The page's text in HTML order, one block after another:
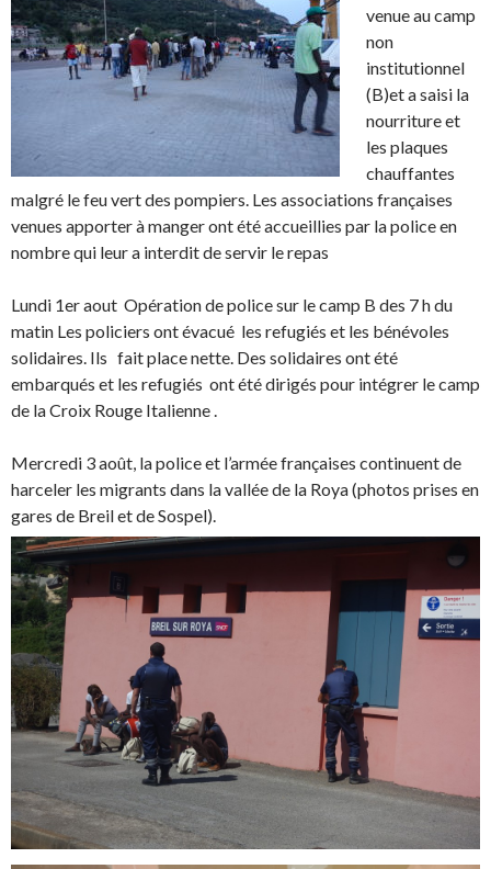
venue au camp
non
institutionnel
(B)et a saisi la
nourriture et
les plaques
chauffantes
malgré le feu vert des pompiers. Les associations françaises
venues apporter à manger ont été accueillies par la police en
nombre qui leur a interdit de servir le repas
Lundi 1er aout Opération de police sur le camp B des 7 h du
matin Les policiers ont évacué les refugiés et les bénévoles
solidaires. Ils fait place nette. Des solidaires ont été
embarqués et les refugiés ont été dirigés pour intégrer le camp
de la Croix Rouge Italienne .
Mercredi 3 août, la police et l’armée françaises continuent de
harceler les migrants dans la vallée de la Roya (photos prises en
gares de Breil et de Sospel).